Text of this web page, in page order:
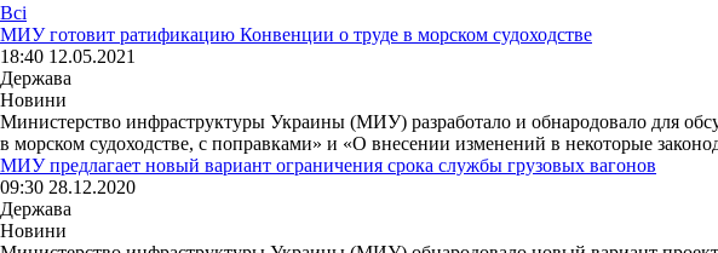
Всі
МИУ готовит ратификацию Конвенции о труде в морском судоходстве
18:40 12.05.2021
Держава
Новини
Министерство инфраструктуры Украины (МИУ) разработало и обнародовало для
в морском судоходстве, с поправками» и «О внесении изменений в некоторые
МИУ предлагает новый вариант ограничения срока службы грузовых вагонов
09:30 28.12.2020
Держава
Новини